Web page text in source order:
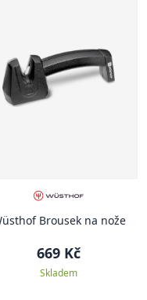
Brousek na nože
669 Kč
Skladem